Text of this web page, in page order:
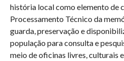
história local como elemento de
Processamento Técnico da
guarda, preservação e
população para consulta e
meio de oficinas livres, culturais